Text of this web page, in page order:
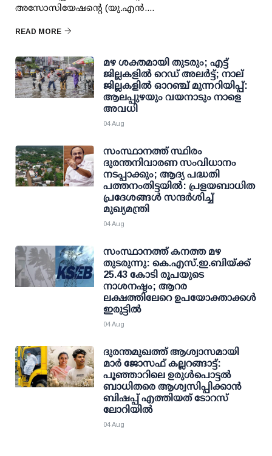
അസോസിയേഷന്റെ (യു.എന്‍....
READ MORE
മഴ ശക്തമായി തുടരും; എട്ട്
ജില്ലകളില്‍ റെഡ് അലര്‍ട്ട്; നാല്
ജില്ലകളില്‍ ഓറഞ്ച് മുന്നറിയിപ്പ്:
ആലപ്പുഴയും വയനാടും നാളെ
അവധി
04 Aug
സംസ്ഥാനത്ത് സ്ഥിരം
ദുരന്തനിവാരണ സംവിധാനം
നടപ്പാക്കും; ആദ്യ പദ്ധതി
പത്തനംതിട്ടയില്‍: പ്രളയബാധിത
പ്രദേശങ്ങള്‍ സന്ദര്‍ശിച്ച്
മുഖ്യമന്ത്രി
04 Aug
സംസ്ഥാനത്ത് കനത്ത മഴ
തുടരുന്നു: കെ.എസ്.ഇ.ബിയ്ക്ക്
25.43 കോടി രൂപയുടെ
നാശനഷ്ടം; ആറര
ലക്ഷത്തിലേറെ ഉപയോക്താക്കള്‍
ഇരുട്ടില്‍
04 Aug
ദുരന്തമുഖത്ത് ആശ്വാസമായി
മാര്‍ ജോസഫ് കല്ലറങ്ങാട്ട്:
പൂഞ്ഞാറിലെ ഉരുള്‍പൊട്ടല്‍
ബാധിതരെ ആശ്വസിപ്പിക്കാന്‍
ബിഷപ്പ് എത്തിയത് ടോറസ്
ലോറിയില്‍
04 Aug